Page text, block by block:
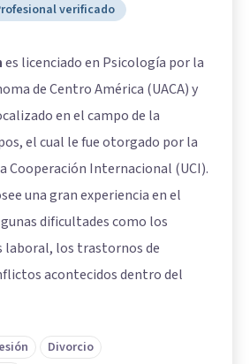
verificado
es licenciado en Psicología por la
de Centro América (UACA) y
en el campo de la
el cual le fue otorgado por la
Cooperación Internacional (UCI).
una gran experiencia en el
dificultades como los
laboral, los trastornos de
acontecidos dentro del
Divorcio